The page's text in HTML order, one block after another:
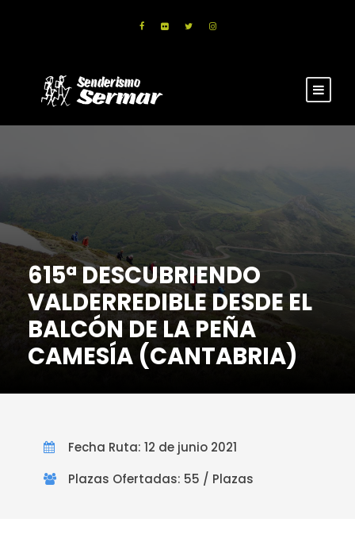
615ª DESCUBRIENDO
VALDERREDIBLE DESDE EL
BALCÓN DE LA PEÑA
CAMESÍA (CANTABRIA)
Fecha Ruta: 12 de junio 2021
Plazas Ofertadas: 55 / Plazas